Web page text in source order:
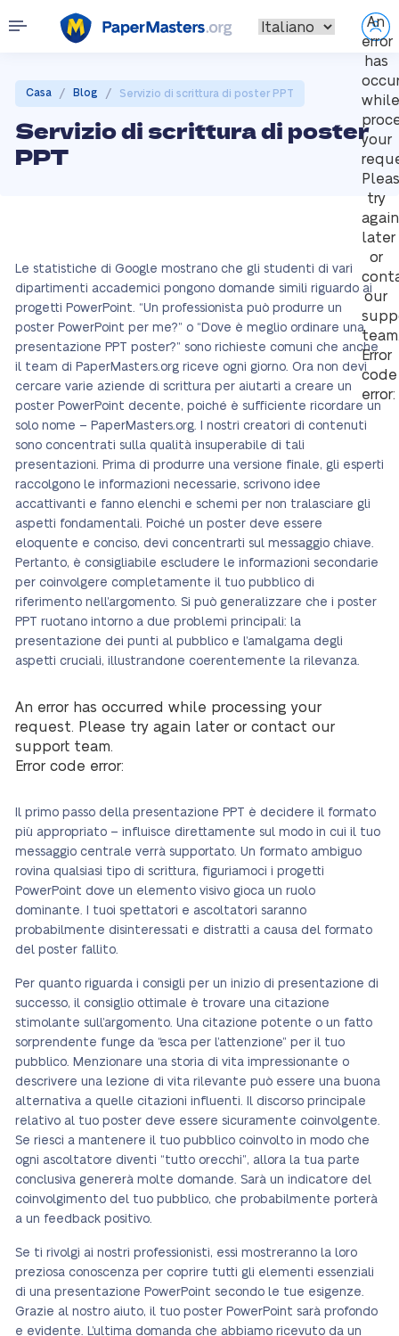
An
error
has
while
your
try
again
later
or
our
Error
code
error:
Casa / Blog / Servizio di scrittura di poster PPT
Servizio di scrittura di poster
PPT
Le statistiche di Google mostrano che gli studenti di vari
dipartimenti accademici pongono domande simili riguardo ai
progetti PowerPoint. “Un professionista può produrre un
poster PowerPoint per me?” o “Dove è meglio ordinare una
presentazione PPT poster?” sono richieste comuni che anche
il team di PaperMasters.org riceve ogni giorno. Ora non devi
cercare varie aziende di scrittura per aiutarti a creare un
poster PowerPoint decente, poiché è sufficiente ricordare un
solo nome – PaperMasters.org. I nostri creatori di contenuti
sono concentrati sulla qualità insuperabile di tali
presentazioni. Prima di produrre una versione finale, gli esperti
raccolgono le informazioni necessarie, scrivono idee
accattivanti e fanno elenchi e schemi per non tralasciare gli
aspetti fondamentali. Poiché un poster deve essere
eloquente e conciso, devi concentrarti sul messaggio chiave.
Pertanto, è consigliabile escludere le informazioni secondarie
per coinvolgere completamente il tuo pubblico di
riferimento nell’argomento. Si può generalizzare che i poster
PPT ruotano intorno a due problemi principali: la
presentazione dei punti al pubblico e l’amalgama degli
aspetti cruciali, illustrandone coerentemente la rilevanza.
An error has occurred while processing your
request. Please try again later or contact our
support team.
Error code error:
Il primo passo della presentazione PPT è decidere il formato
più appropriato – influisce direttamente sul modo in cui il tuo
messaggio centrale verrà supportato. Un formato ambiguo
rovina qualsiasi tipo di scrittura, figuriamoci i progetti
PowerPoint dove un elemento visivo gioca un ruolo
dominante. I tuoi spettatori e ascoltatori saranno
probabilmente disinteressati e distratti a causa del formato
del poster fallito.
Per quanto riguarda i consigli per un inizio di presentazione di
successo, il consiglio ottimale è trovare una citazione
stimolante sull’argomento. Una citazione potente o un fatto
sorprendente funge da “esca per l’attenzione” per il tuo
pubblico. Menzionare una storia di vita impressionante o
descrivere una lezione di vita rilevante può essere una buona
alternativa a quelle citazioni influenti. Il discorso principale
relativo al tuo poster deve essere sicuramente coinvolgente.
Se riesci a mantenere il tuo pubblico coinvolto in modo che
ogni ascoltatore diventi “tutto orecchi”, allora la tua parte
conclusiva genererà molte domande. Sarà un indicatore del
coinvolgimento del tuo pubblico, che probabilmente porterà
a un feedback positivo.
Se ti rivolgi ai nostri professionisti, essi mostreranno la loro
preziosa conoscenza per coprire tutti gli elementi essenziali
di una presentazione PowerPoint secondo le tue esigenze.
Grazie al nostro aiuto, il tuo poster PowerPoint sarà profondo
e evidente. L’ultima domanda che abbiamo ricevuto da un